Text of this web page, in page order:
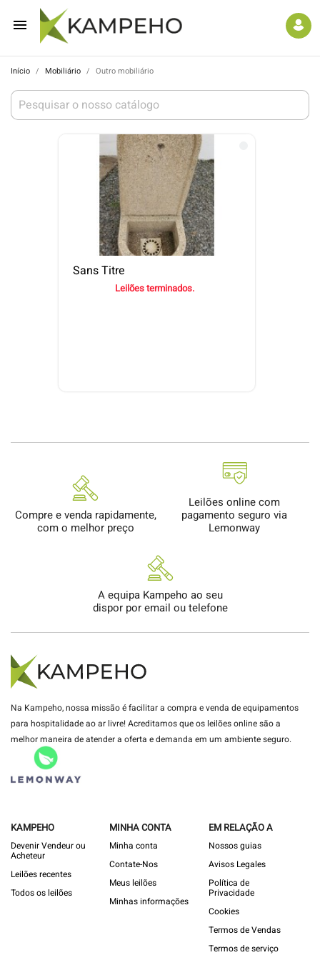

Início Mobiliário Outro mobiliário
Sans Titre
Leilões terminados.
Compre e venda rapidamente,
com o melhor preço
Leilões online com
pagamento seguro via
Lemonway
A equipa Kampeho ao seu
dispor por email ou telefone
Na Kampeho, nossa missão é facilitar a compra e venda de equipamentos
para hospitalidade ao ar livre! Acreditamos que os leilões online são a
melhor maneira de atender a oferta e demanda em um ambiente seguro.
KAMPEHO
Devenir Vendeur ou
Acheteur
Leilões recentes
Todos os leilões
MINHA CONTA
Minha conta
Contate-Nos
Meus leilões
Minhas informações
EM RELAÇÃO A
Nossos guias
Avisos Legales
Política de
Privacidade
Cookies
Termos de Vendas
Termos de serviço